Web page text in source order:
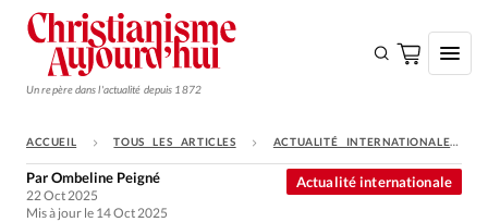
Un repère dans l'actualité depuis 1872
S'ABONNER
Monde
ACCUEIL TOUS LES ARTICLES ACTUALITÉ INTERNATIONALE
Actualité internationale
ParOmbeline Peigné
22 Oct 2025
Mis à jour le 14 Oct 2025